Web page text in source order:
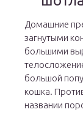
Домашние
загнутыми
большими
большой
кошка.
названии